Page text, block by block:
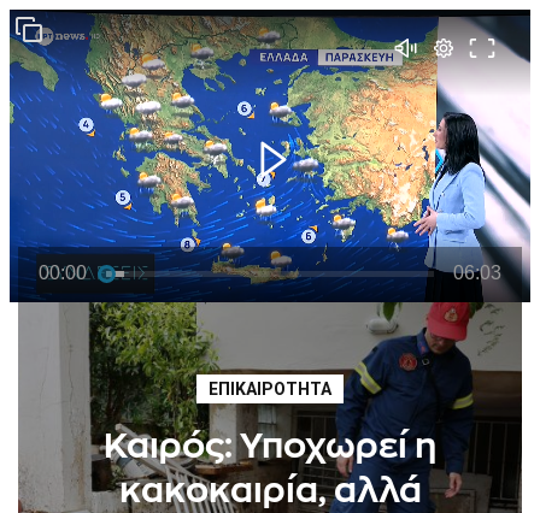
Νέα και ειδήσεις για την Πάρο και τις Κυκλάδες
ΕΠΙΚΑΙΡΌΤΗΤΑ
Καιρός: Υποχωρεί η
κακοκαιρία, αλλά